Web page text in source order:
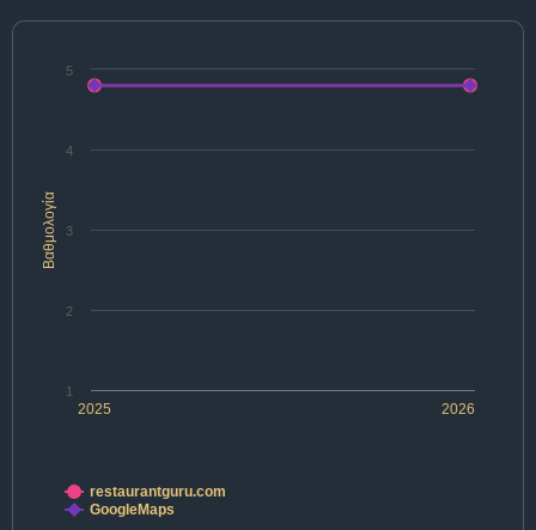
Βαθμολογία
2025 2026
1
2
3
4
5
restaurantguru.com
GoogleMaps